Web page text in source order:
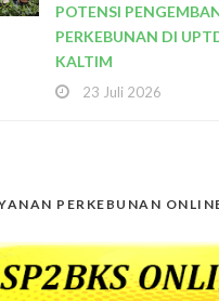
POTENSI
PERKEBUNAN DI
KALTIM
23 Juli 2026
PERKEBUNAN